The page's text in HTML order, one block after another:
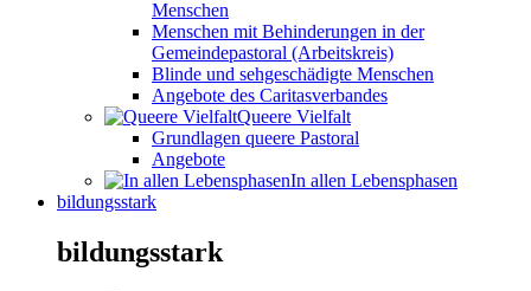
Menschen
Menschen mit Behinderungen in der
Gemeindepastoral (Arbeitskreis)
Blinde und sehgeschädigte Menschen
Angebote des Caritasverbandes
Queere Vielfalt
Grundlagen queere Pastoral
Angebote
In allen Lebensphasen
bildungsstark
bildungsstark